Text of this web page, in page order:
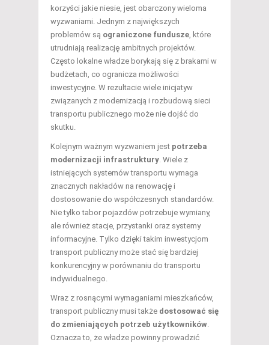
korzyści jakie niesie, jest obarczony wieloma
wyzwaniami. Jednym z największych
problemów są ograniczone fundusze , które
utrudniają realizację ambitnych projektów.
Często lokalne władze borykają się z brakami w
budżetach, co ogranicza możliwości
inwestycyjne. W rezultacie wiele inicjatyw
związanych z modernizacją i rozbudową sieci
transportu publicznego może nie dojść do
skutku.
Kolejnym ważnym wyzwaniem jest potrzeba
modernizacji infrastruktury . Wiele z
istniejących systemów transportu wymaga
znacznych nakładów na renowację i
dostosowanie do współczesnych standardów.
Nie tylko tabor pojazdów potrzebuje wymiany,
ale również stacje, przystanki oraz systemy
informacyjne. Tylko dzięki takim inwestycjom
transport publiczny może stać się bardziej
konkurencyjny w porównaniu do transportu
indywidualnego.
Wraz z rosnącymi wymaganiami mieszkańców,
transport publiczny musi także dostosować się
do zmieniających potrzeb użytkowników
Oznacza to, że władze powinny prowadzić